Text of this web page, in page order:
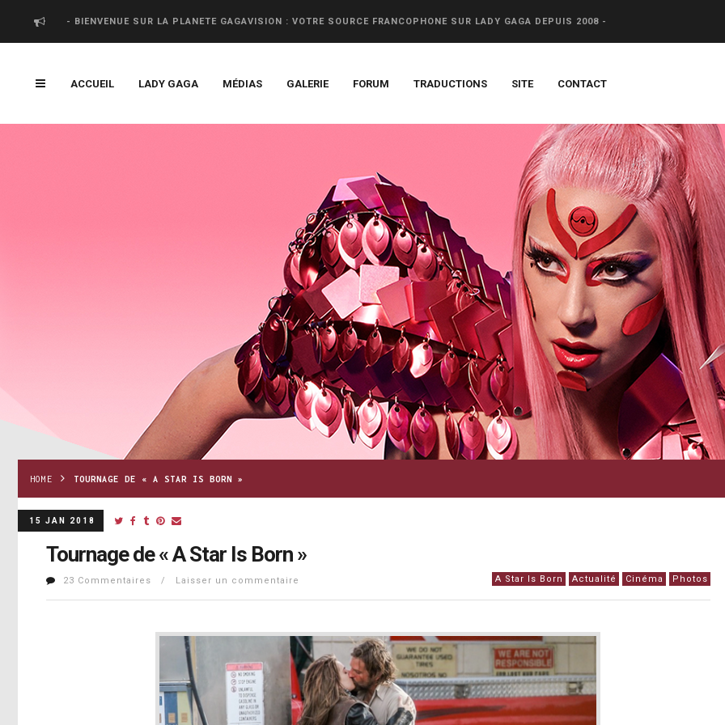
- BIENVENUE SUR LA PLANETE GAGAVISION : VOTRE SOURCE FRANCOPHONE SUR LADY GAGA DEPUIS 2008 -
ACCUEIL LADY GAGA MÉDIAS GALERIE FORUM TRADUCTIONS SITE CONTACT
HOME TOURNAGE DE « A STAR IS BORN »
15 JAN 2018
Tournage de « A Star Is Born »
23 Commentaires / Laisser un commentaire A Star Is Born Actualité Cinéma Photos